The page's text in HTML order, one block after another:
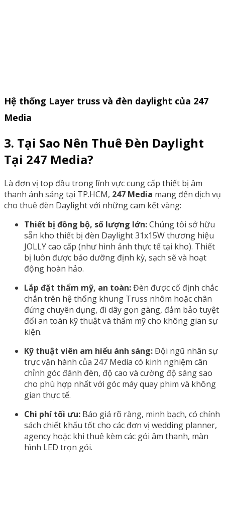
Hệ thống Layer truss và đèn daylight của 247
Media
3. Tại Sao Nên Thuê Đèn Daylight
Tại 247 Media?
Là đơn vị top đầu trong lĩnh vực cung cấp thiết bị âm
thanh ánh sáng tại TP.HCM, 247 Media mang đến dịch vụ
cho thuê đèn Daylight với những cam kết vàng:
Thiết bị đồng bộ, số lượng lớn:Chúng tôi sở hữu
sẵn kho thiết bị đèn Daylight 31x15W thương hiệu
JOLLY cao cấp (như hình ảnh thực tế tại kho). Thiết
bị luôn được bảo dưỡng định kỳ, sạch sẽ và hoạt
động hoàn hảo.
Lắp đặt thẩm mỹ, an toàn:Đèn được cố định chắc
chắn trên hệ thống khung Truss nhôm hoặc chân
đứng chuyên dụng, đi dây gọn gàng, đảm bảo tuyệt
đối an toàn kỹ thuật và thẩm mỹ cho không gian sự
kiện.
Kỹ thuật viên am hiểu ánh sáng:Đội ngũ nhân sự
trực vận hành của 247 Media có kinh nghiệm cân
chỉnh góc đánh đèn, độ cao và cường độ sáng sao
cho phù hợp nhất với góc máy quay phim và không
gian thực tế.
Chi phí tối ưu: Báo giá rõ ràng, minh bạch, có chính
sách chiết khấu tốt cho các đơn vị wedding planner,
agency hoặc khi thuê kèm các gói âm thanh, màn
hình LED trọn gói.